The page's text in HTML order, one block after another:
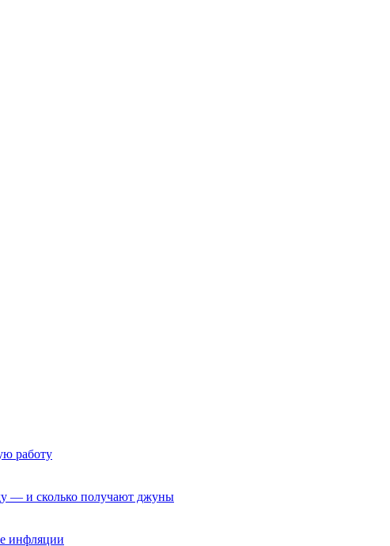
работу
— и сколько получают джуны
инфляции